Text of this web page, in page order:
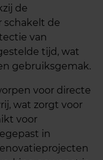
de
schakelt de
van
tijd, wat
gebruiksgemak.
voor directe
wat zorgt voor
voor
in